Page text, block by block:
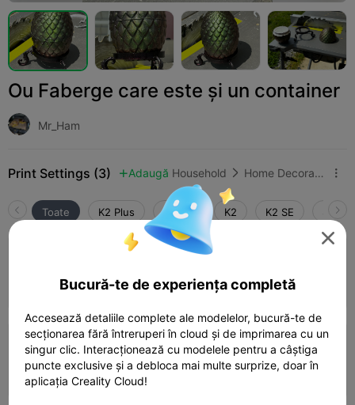
Ou Faberge care este și un container
Mr_Ham
Print Settings (3)  Adaugă Household  Home Decorations & Ornaments 
Toate K2 Plus K2 Pro K2 K2 SE
 05h 46m  1 plates  154.09g
0.2mm layer, 2 walls, 15% infill
 05h 48m  5 plates  167.97g

Bucură-te de experiența completă
Accesează detaliile complete ale modelelor, bucură-te de
secționarea fără întreruperi în cloud și de imprimarea cu un
singur clic. Interacționează cu modelele pentru a câștiga
puncte exclusive și a debloca mai multe surprize, doar în
aplicația Creality Cloud!